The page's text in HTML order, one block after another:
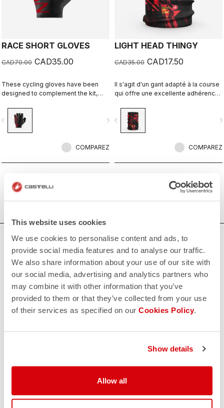
This website uses cookies
We use cookies to personalise content and ads, to
provide social media features and to analyse our traffic.
We also share information about your use of our site with
our social media, advertising and analytics partners who
may combine it with other information that you’ve
provided to them or that they’ve collected from your use
of their services as specified on our Cookies Policy.
Show details
Allow all
RACE SHORT GLOVES
CAD70.00 CAD35.00
These cycling gloves have been
designed to complement the kit,
who ride with Rossoneri pride.
navigate_next
COMPAREZ
LIGHT HEAD THINGY
CAD35.00 CAD17.50
Il s'agit d'un gant adapté à la course
qui offre une excellente adhérence
rembourrage.
navigate_before
COMPAREZ
Vêtements de cyclisme premium par Castelli
et l’AC Milan – Édition Limitée
Voici une collection qui va faire battre les cœurs de tous les
fans de vélo et de foot ! La
capsule Castelli x AC Milan
une édition limitée
qui allie la performance technique de
Castelli avec le style emblématique du
club rossonero
Descuissards techniquesavec peau de chamois haut
et casquettes